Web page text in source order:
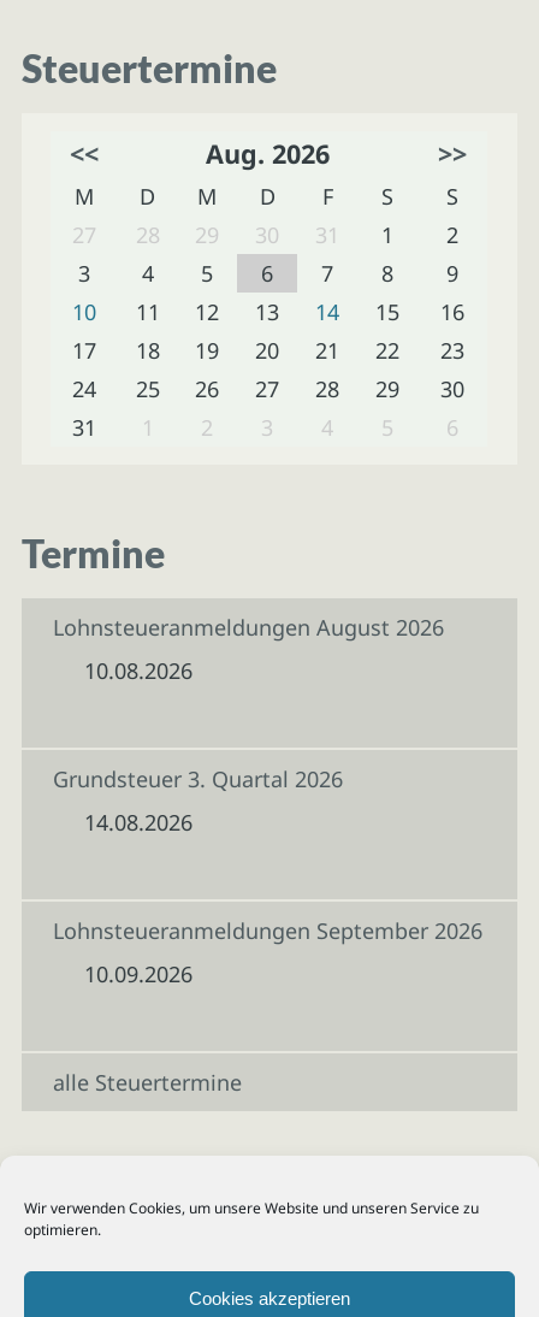
Wir verwenden Cookies, um unsere Website und unseren Service zu
optimieren.
Cookies akzeptieren
Steuertermine
<< Aug. 2026 >>
M D M D F S
S
27
28 29 30 31 1
2
3
4 5 6 7 8
9
10
11 12 13 14 15
16
17
18 19 20 21 22
23
24
25 26 27 28 29
30
31
1 2 3 4 5 6
Termine
Lohnsteueranmeldungen August 2026
10.08.2026
Grundsteuer 3. Quartal 2026
14.08.2026
Lohnsteueranmeldungen September 2026
10.09.2026
alle Steuertermine